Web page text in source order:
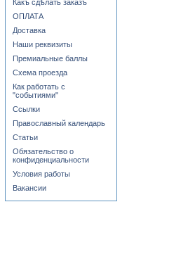
Какъ сдѣлать заказъ
ОПЛАТА
Доставка
Наши реквизиты
Премиальные баллы
Схема проезда
Как работать с
"событиями"
Ссылки
Православный календарь
Статьи
Обязательство о
конфиденциальности
Условия работы
Вакансии